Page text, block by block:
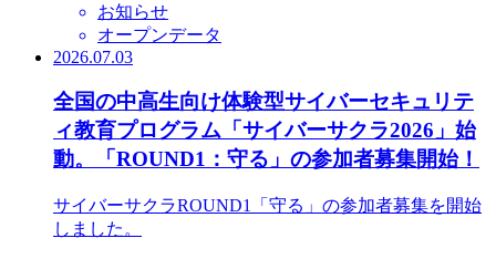
お知らせ
オープンデータ
2026.07.03
全国の中高生向け体験型サイバーセキュリテ
ィ教育プログラム「サイバーサクラ2026」始
動。「ROUND1：守る」の参加者募集開始！
サイバーサクラROUND1「守る」の参加者募集を開始
しました。